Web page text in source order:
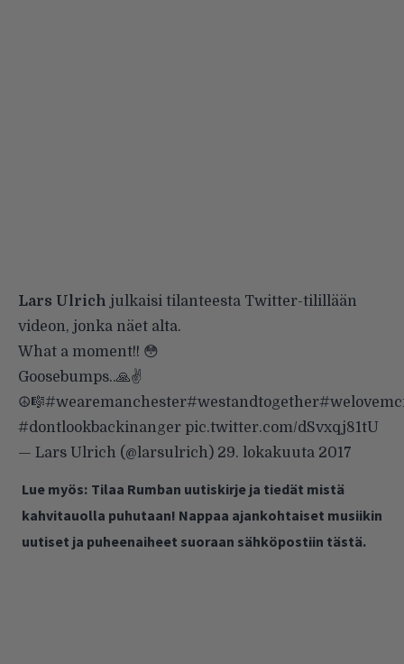
Lars Ulrich julkaisi tilanteesta Twitter-tilillään
videon, jonka näet alta.
What a moment!! 😳
Goosebumps..🙏✌️
☮️🎼#wearemanchester#westandtogether
#dontlookbackinanger pic.twitter.com/dSvxqj81tU
— Lars Ulrich (@larsulrich) 29. lokakuuta 2017
Lue myös: Tilaa Rumban uutiskirje ja tiedät mistä
kahvitauolla puhutaan! Nappaa ajankohtaiset musiikin
uutiset ja puheenaiheet suoraan sähköpostiin tästä.